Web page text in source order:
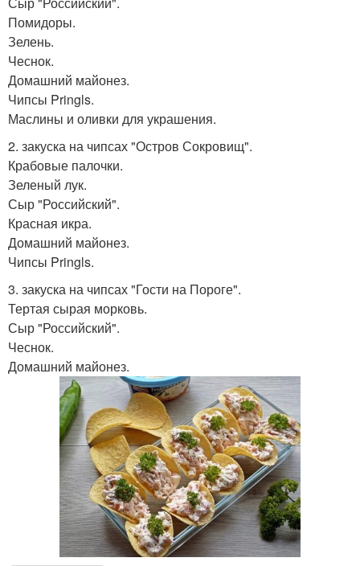
Помидоры.
Зелень.
Чеснок.
Домашний майонез.
Чипсы Pringls.
Маслины и оливки для украшения.
2. закуска на чипсах "Остров Сокровищ".
Крабовые палочки.
Зеленый лук.
Сыр "Российский".
Красная икра.
Домашний майонез.
Чипсы Pringls.
3. закуска на чипсах "Гости на Пороге".
Тертая сырая морковь.
Сыр "Российский".
Чеснок.
Домашний майонез.